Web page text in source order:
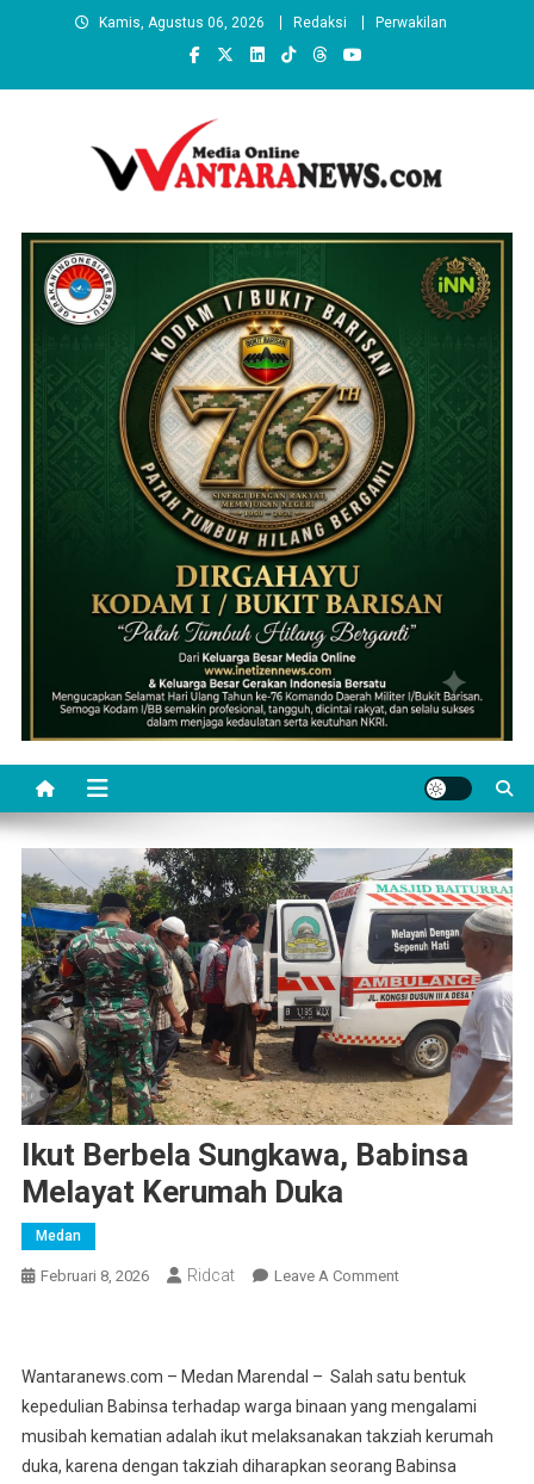
Kamis, Agustus 06, 2026 Redaksi Perwakilan
wantaranews.com
Ikut Berbela Sungkawa, Babinsa
Melayat Kerumah Duka
Medan
Februari 8, 2026 Ridcat Leave A CommentOn
Babinsa
Melayat
Kerumah
Duka
Wantaranews.com – Medan Marendal – Salah satu bentuk
kepedulian Babinsa terhadap warga binaan yang mengalami
musibah kematian adalah ikut melaksanakan takziah kerumah
duka, karena dengan takziah diharapkan seorang Babinsa